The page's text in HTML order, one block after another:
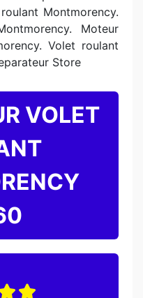
Montmorency.
Moteur
Volet roulant
Store
VOLET